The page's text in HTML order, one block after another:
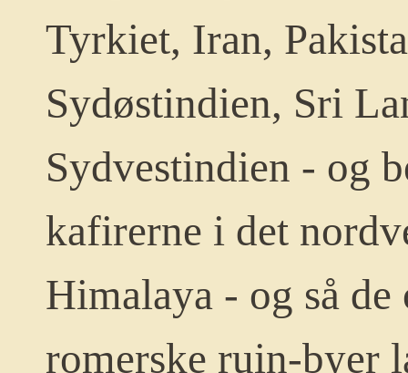
Tyrkiet, Iran,
Sydøstindien, Sri
Sydvestindien - og
kafirerne i det
Himalaya - og så
romerske ruin-byer